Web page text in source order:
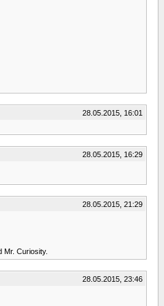
28.05.2015, 16:01
28.05.2015, 16:29
28.05.2015, 21:29
Mr. Curiosity.
28.05.2015, 23:46